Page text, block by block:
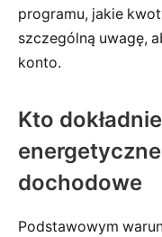
programu, jakie
szczególną uwagę,
konto.
Kto
dochodowe
Podstawowym